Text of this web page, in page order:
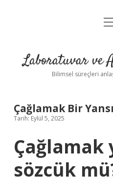
Yasal
Laboratuvar ve
Bilimsel süreçleri
Çağlamak Bir
Tarih: Eylül 5, 2025
Çağlamak
sözcük